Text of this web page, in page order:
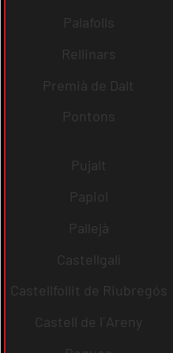
Palafolls
Rellinars
Premià de Dalt
Pontons
Pujalt
Papiol
Pallejà
Castellgalí
Castellfollit de Riubregós
Castell de l´Areny